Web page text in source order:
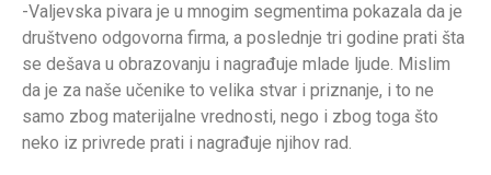
-Valjevska pivara je u mnogim segmentima pokazala da je
društveno odgovorna firma, a poslednje tri godine prati šta
se dešava u obrazovanju i nagrađuje mlade ljude. Mislim
da je za naše učenike to velika stvar i priznanje, i to ne
samo zbog materijalne vrednosti, nego i zbog toga što
neko iz privrede prati i nagrađuje njihov rad.